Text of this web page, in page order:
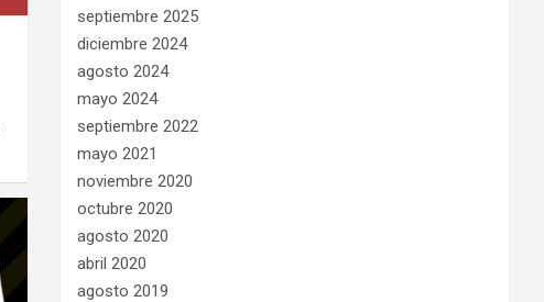
septiembre 2025
diciembre 2024
agosto 2024
mayo 2024
septiembre 2022
mayo 2021
noviembre 2020
octubre 2020
agosto 2020
abril 2020
agosto 2019